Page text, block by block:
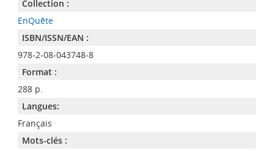
Collection :
EnQuête
ISBN/ISSN/EAN :
978-2-08-043748-8
Format :
288 p.
Langues:
Français
Mots-clés :